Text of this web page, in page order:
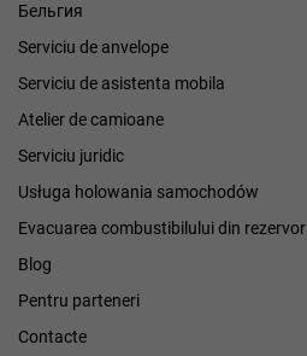
Бельгия
Serviciu de anvelope
Serviciu de asistenta mobila
Atelier de camioane
Serviciu juridic
Usługa holowania samochodów
Evacuarea combustibilului din rezervor
Blog
Pentru parteneri
Contacte